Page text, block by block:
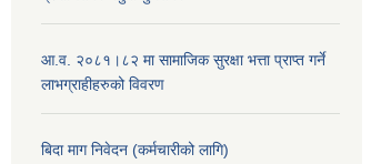
आ.व. २०८१।८२ मा सामाजिक सुरक्षा भत्ता प्राप्त गर्ने
लाभग्राहीहरुको विवरण
बिदा माग निवेदन (कर्मचारीको लागि)